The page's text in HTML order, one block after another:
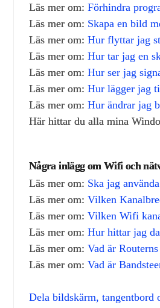
Läs mer om: Förhindra
Läs mer om: Skapa en bild
Läs mer om: Hur flyttar jag
Läs mer om: Hur tar jag en
Läs mer om: Hur ser jag
Läs mer om: Hur lägger jag
Läs mer om: Hur ändrar jag
Här hittar du alla mina
Några inlägg om Wifi och
Läs mer om: Ska jag
Läs mer om: Vilken
Läs mer om: Vilken Wifi
Läs mer om: Hur hittar jag
Läs mer om: Vad är
Läs mer om: Vad är
Dela bildskärm, tangentbord